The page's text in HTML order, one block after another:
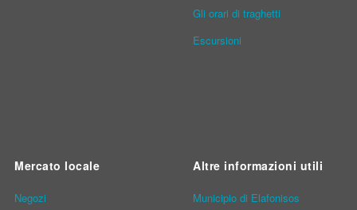
Gli orari di traghetti
Escursioni
Mercato locale
Νegozi
Altre informazioni utili
Municipio di Elafonisos